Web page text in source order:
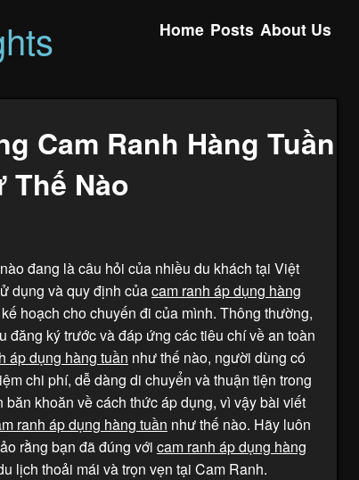
Home Posts About Us
Cam Ranh Hàng Tuần
Thế Nào
đang là câu hỏi của nhiều du khách tại Việt
dụng và quy định củacam ranh áp dụng hàng
hoạch cho chuyến đi của mình. Thông thường,
đăng ký trước và đáp ứng các tiêu chí về an toàn
áp dụng hàng tuần như thế nào, người dùng có
chi phí, dễ dàng di chuyển và thuận tiện trong
khoăn về cách thức áp dụng, vì vậy bài viết
ranh áp dụng hàng tuần như thế nào. Hãy luôn
rằng bạn đã đúng với cam ranh áp dụng hàng
lịch thoải mái và trọn vẹn tại Cam Ranh.